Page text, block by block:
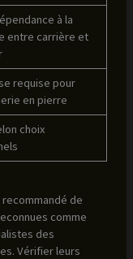
à la
entre carrière et
requise pour
en pierre
choix
de
comme
des
Vérifier leurs